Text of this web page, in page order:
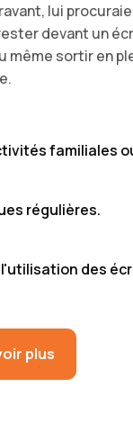
lui
devant un
même sortir en
familiales
régulières.
des
plus